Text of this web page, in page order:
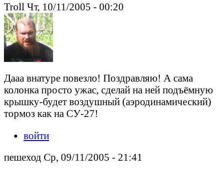
Troll Чт, 10/11/2005 - 00:20
Дааа внатуре повезло! Поздравляю! А сама
колонка просто ужас, сделай на ней подъёмную
крышку-будет воздушный (аэродинамический)
тормоз как на СУ-27!
войти
пешеход Ср, 09/11/2005 - 21:41